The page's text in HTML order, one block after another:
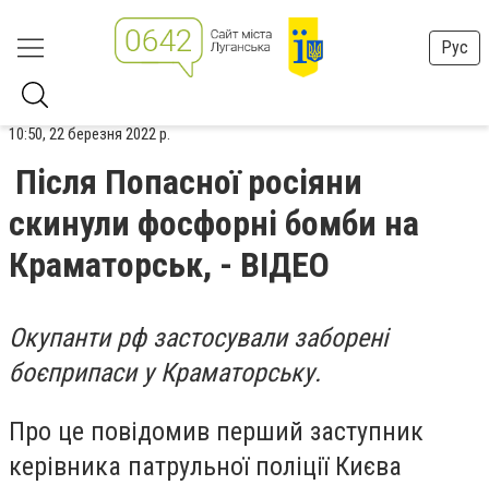
Рус
10:50, 22 березня 2022 р.
Після Попасної росіяни
скинули фосфорні бомби на
Краматорськ, - ВІДЕО
Окупанти рф застосували заборені
боєприпаси у Краматорську.
Про це повідомив перший заступник
керівника патрульної поліції Києва